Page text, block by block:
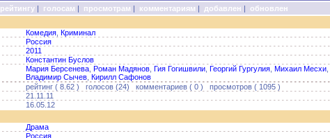
рейтингу | голосам | просмотрам | комментариям | добавлен | обновлен
Комедия Криминал
Россия
2011
Константин Буслов
Мария Берсенева Роман Мадянов Гия Гогишвили Георгий Гургулия Михаил Месхи
Владимир Сычев Кирилл Сафонов
рейтинг ( 8.62 ) голосов (24) комментариев ( 0 ) просмотров ( 1095 )
21.11.11
16.05.12
Драма
Россия